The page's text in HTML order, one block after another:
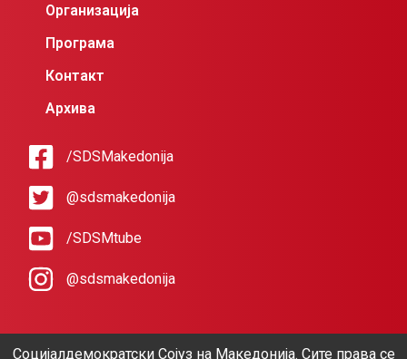
Организација
Програма
Контакт
Архива
/SDSMakedonija
@sdsmakedonija
/SDSMtube
@sdsmakedonija
Социјалдемократски Сојуз на Македонија. Сите права се